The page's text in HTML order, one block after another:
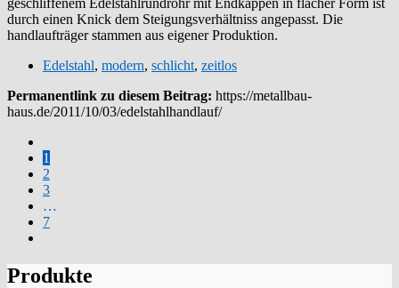
geschliffenem Edelstahlrundrohr mit Endkappen in flacher Form ist
durch einen Knick dem Steigungsverhältniss angepasst. Die
handlaufträger stammen aus eigener Produktion.
Edelstahl, modern, schlicht, zeitlos
Permanentlink zu diesem Beitrag: https://metallbau-
haus.de/2011/10/03/edelstahlhandlauf/
1
2
3
…
7
Produkte